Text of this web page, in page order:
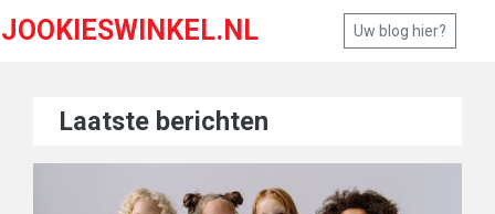
JOOKIESWINKEL.NL Uw blog hier?
Laatste berichten